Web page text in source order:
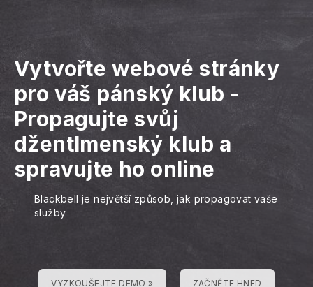
Vytvořte webové stránky
pro váš pánský klub -
Propagujte svůj
džentlmenský klub a
spravujte ho online
Blackbell je největší způsob, jak propagovat vaše
služby
VYZKOUŠEJTE DEMO » ZAČNĚTE HNED